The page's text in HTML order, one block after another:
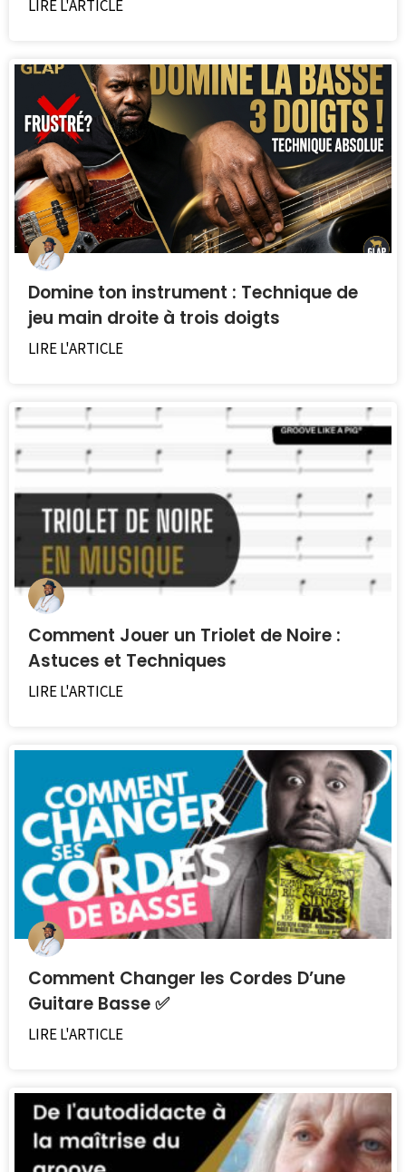
LIRE L'ARTICLE
Domine ton instrument : Technique de
jeu main droite à trois doigts
LIRE L'ARTICLE
Comment Jouer un Triolet de Noire :
Astuces et Techniques
LIRE L'ARTICLE
Comment Changer les Cordes D’une
Guitare Basse ✅
LIRE L'ARTICLE